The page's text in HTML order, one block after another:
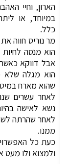
הארון, וחיי
במיוחד, או
כלל.
מר נוריס חווה
הוא מנסה
אבל דווקא
הוא מגלה שלא
שהוא מארח
לאחר עשרים
נשא לאישה
לאחר שהרתה
ממנו.
כעת כל
ולמצוא ולו מעט